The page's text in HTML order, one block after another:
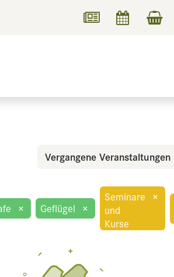
Vergangene Veranstaltungen
× Geflügel ×
Seminare
und
Kurse
×